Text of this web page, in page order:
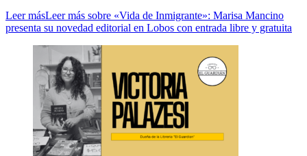
Leer másLeer más sobre «Vida de Inmigrante»: Marisa Mancino
presenta su novedad editorial en Lobos con entrada libre y gratuita